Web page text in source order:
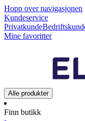
Hopp over navigasjonen
Kundeservice
Privatkunde
Mine favoritter
Alle produkter
Finn butikk